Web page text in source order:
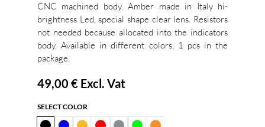
CNC machined body. Amber made in Italy hi-
brightness Led, special shape clear lens. Resistors
not needed because allocated into the indicators
body. Available in different colors, 1 pcs in the
package.
49,00 € Excl. Vat
SELECT COLOR